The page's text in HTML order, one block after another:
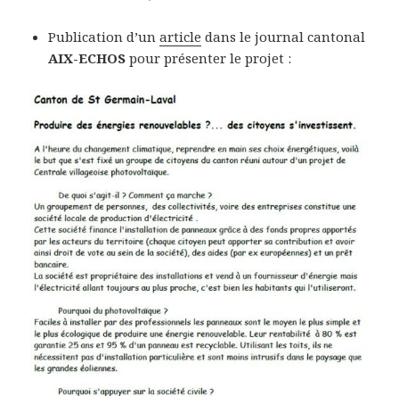
Publication d’unarticle dans le journal cantonal
AIX-ECHOS pour présenter le projet :